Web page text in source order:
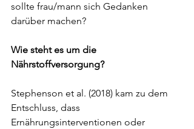
sollte frau/mann sich Gedanken
darüber machen?
Wie steht es um die
Nährstoffversorgung?
Stephenson et al. (2018) kam zu dem
Entschluss, dass
Ernährungsinterventionen oder